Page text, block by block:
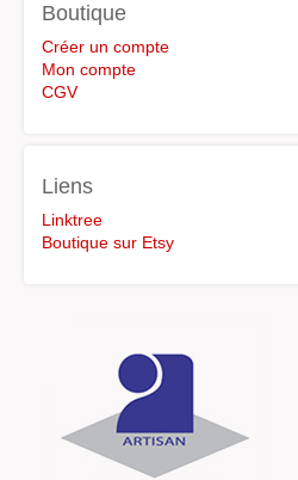
Boutique
Créer un compte
Mon compte
CGV
Liens
Linktree
Boutique sur Etsy